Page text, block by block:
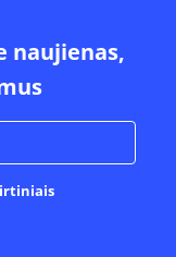
naujienas,